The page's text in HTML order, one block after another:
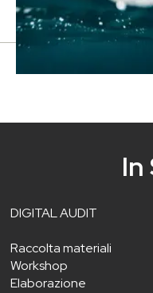
In
DIGITAL AUDIT
Raccolta materiali
Workshop
Elaborazione